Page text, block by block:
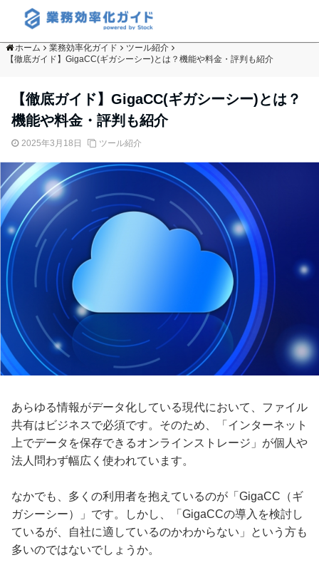
ホーム 業務効率化ガイド
ツール紹介
【徹底ガイド】GigaCC(ギガシーシー)とは？機能や料金・評判も紹介
【徹底ガイド】GigaCC(ギガシーシー)とは？
機能や料金・評判も紹介
2025年3月18日 ツール紹介
あらゆる情報がデータ化している現代において、ファイル
共有はビジネスで必須です。そのため、「インターネット
上でデータを保存できるオンラインストレージ」が個人や
法人問わず幅広く使われています。
なかでも、多くの利用者を抱えているのが「GigaCC（ギ
ガシーシー）」です。しかし、「GigaCCの導入を検討し
ているが、自社に適しているのかわからない」という方も
多いのではないでしょうか。